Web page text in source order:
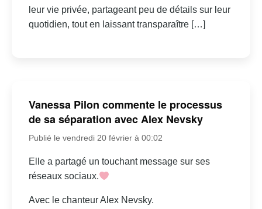
leur vie privée, partageant peu de détails sur leur
quotidien, tout en laissant transparaître […]
Vanessa Pilon commente le processus
de sa séparation avec Alex Nevsky
Publié le vendredi 20 février à 00:02
Elle a partagé un touchant message sur ses
réseaux sociaux.
Avec le chanteur Alex Nevsky.